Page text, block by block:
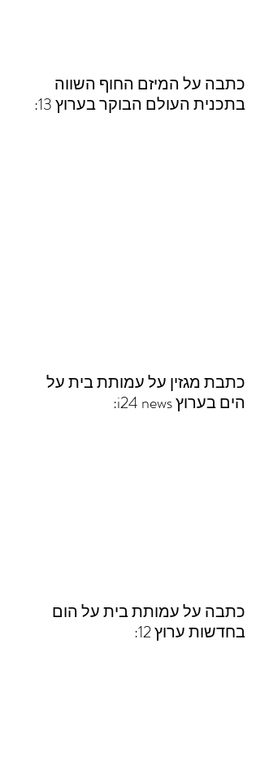
כתבה על המיזם החוף השווה
בתכנית העולם הבוקר בערוץ 13:
כתבת מגזין על עמותת בית על
הים בערוץ i24 news:
כתבה על עמותת בית על הום
בחדשות ערוץ 12: